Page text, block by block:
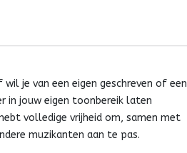
je van een eigen geschreven of een
in jouw eigen toonbereik laten
volledige vrijheid om, samen met
muzikanten aan te pas.